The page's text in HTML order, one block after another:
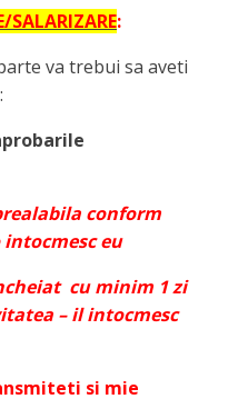
SALARIZARE:
va trebui sa aveti
conform
intocmesc eu
cu minim 1 zi
– il intocmesc
si mie